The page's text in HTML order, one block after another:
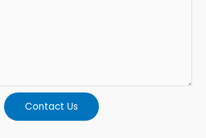
Contact Us